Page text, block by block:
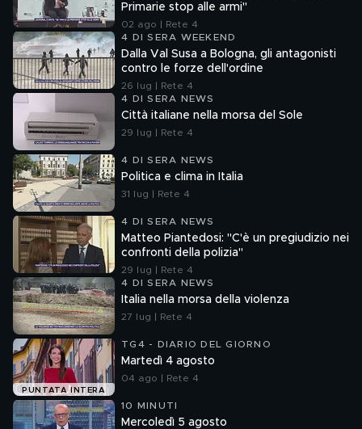
Primarie stop alle armi"
02 ago | Rete 4
4 DI SERA WEEKEND
Dalla Val Susa a Bologna, gli antagonisti
contro le forze dell'ordine
26 lug | Rete 4
4 DI SERA NEWS
Città italiane nella morsa del Sole
29 lug | Rete 4
4 DI SERA NEWS
Politica e clima in Italia
31 lug | Rete 4
4 DI SERA NEWS
Matteo Piantedosi: "C'è un pregiudizio nei
confronti della polizia"
29 lug | Rete 4
4 DI SERA NEWS
Italia nella morsa della violenza
27 lug | Rete 4
PUNTATA INTERA
TG4 - DIARIO DEL GIORNO
Martedì 4 agosto
04 ago | Rete 4
10 MINUTI
Mercoledì 5 agosto